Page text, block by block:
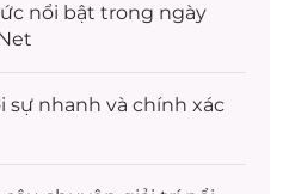
nổi bật trong ngày
sự nhanh và chính xác